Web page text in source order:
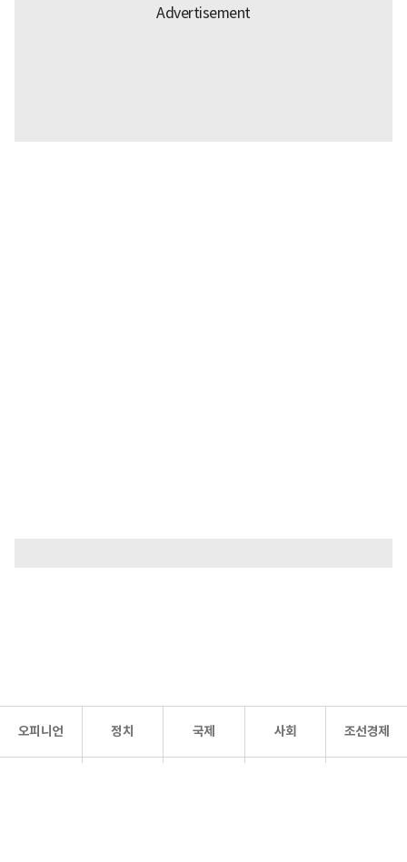
오피니언 정치 국제 사회 조선경제